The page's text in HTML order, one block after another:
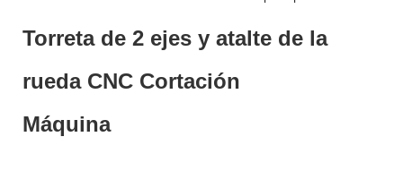
Torreta de 2 ejes y atalte de la
rueda CNC Cortación
Máquina